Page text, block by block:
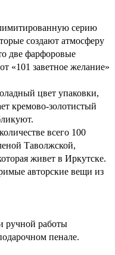
серию
создают атмосферу
две фарфоровые
«101 заветное желание»
цвет упаковки,
кремово-золотистый
всего 100
Таволжской,
живет в Иркутске.
авторские вещи из
ручной работы
пенале.